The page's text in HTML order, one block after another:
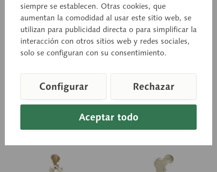
NS 54
Modelo funcional de
las articulaciones del
A tamaño natural, de
SOMSO-PLAST®. No
desmontable. Sobre soporte
Precio a consultar
Cesta de consulta
NS 54/1
Modelo funcional del
tarso
A tamaño natural, de
SOMSO-PLAST®. El modelo
Urs Schneider. El modelo
permite apreciar...
Precio a consultar
Cesta de consulta
siempre se establecen. Otras cookies, que
aumentan la comodidad al usar este sitio web, se
utilizan para publicidad directa o para simplificar la
interacción con otros sitios web y redes sociales,
solo se configuran con su consentimiento.
Aceptar todo
Configurar Rechazar